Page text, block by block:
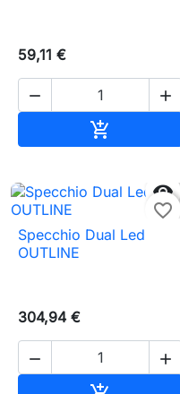
59,11 €
 


favorite_border
Specchio Dual Led
OUTLINE
304,94 €
 